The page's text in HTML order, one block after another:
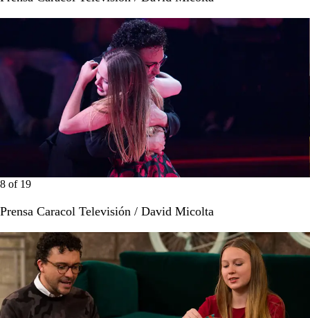
8 of 19
Prensa Caracol Televisión / David Micolta